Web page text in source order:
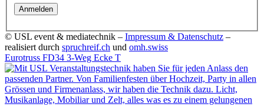
© USL event & mediatechnik – Impressum & Datenschutz –
realisiert durch spruchreif.ch und omh.swiss
Eurotruss FD34 3-Weg Ecke T